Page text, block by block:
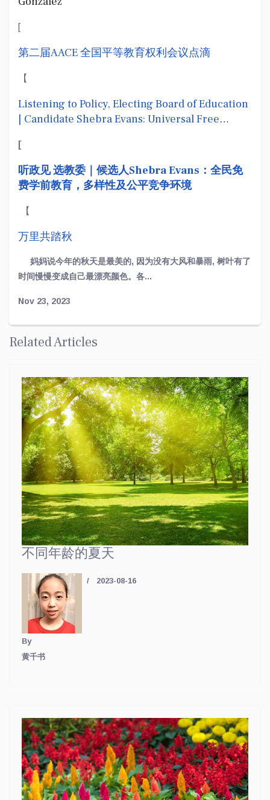
[
第二届AACE 全国平等教育权利会议点滴
【
Listening to Policy, Electing Board of Education
| Candidate Shebra Evans: Universal Free
Competitive Environment
[
听政见 选教委｜候选人Shebra Evans：全民免
费学前教育，多样性及公平竞争环境
【
万里共踏秋
妈妈说今年的秋天是最美的, 因为没有大风和暴雨, 树叶有了
时间慢慢变成自己最漂亮颜色。各...
Nov 23, 2023
Related Articles
不同年龄的夏天
By
黄千书
2023-08-16